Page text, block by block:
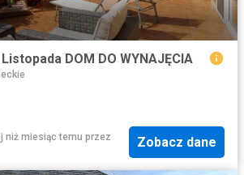
DOM DO WYNAJĘCIA
niż miesiąc temu przez
Zobacz dane